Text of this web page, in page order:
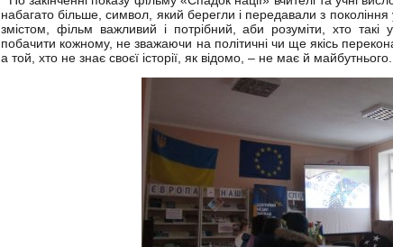
набагато більше, символ, який берегли і передавали з
змістом, фільм важливий і потрібний, аби розуміти, хто такі
побачити кожному, не зважаючи на політичні чи ще якісь
а той, хто не знає своєї історії, як відомо, – не має й майбутнього.